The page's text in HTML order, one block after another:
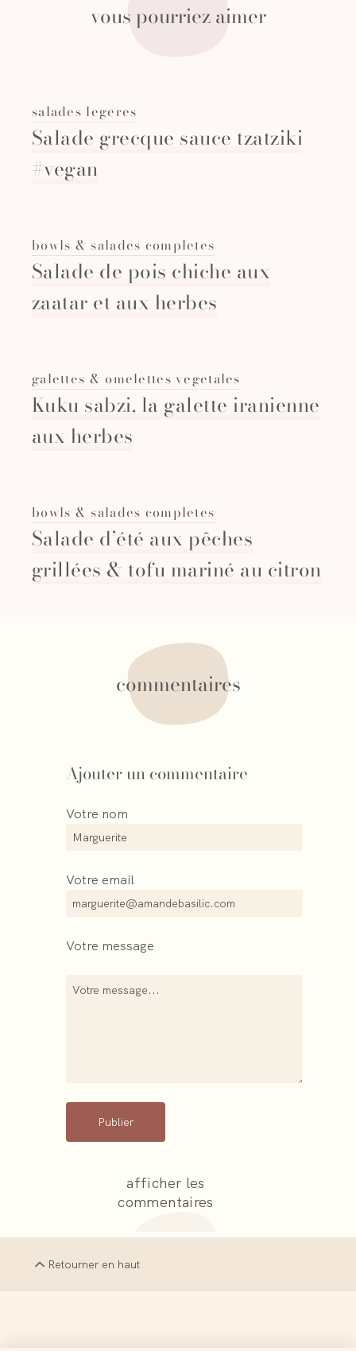
vous pourriez aimer
salades legeres
Salade grecque sauce tzatziki
#vegan
bowls & salades completes
Salade de pois chiche aux
zaatar et aux herbes
galettes & omelettes vegetales
Kuku sabzi, la galette iranienne
aux herbes
bowls & salades completes
Salade d’été aux pêches
grillées & tofu mariné au citron
commentaires
Ajouter un commentaire
Votre nom
Votre email
Votre message
Publier
afficher les
commentaires
Retourner en haut